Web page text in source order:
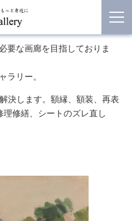
要な画廊を目指しておりま
ラリー。
決します。額縁、額装、再表
修繕、シートのズレ直し